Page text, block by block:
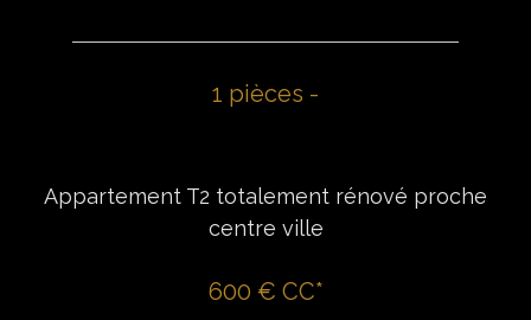
1 pièces -
Appartement T2 totalement rénové proche
centre ville
600 € CC*